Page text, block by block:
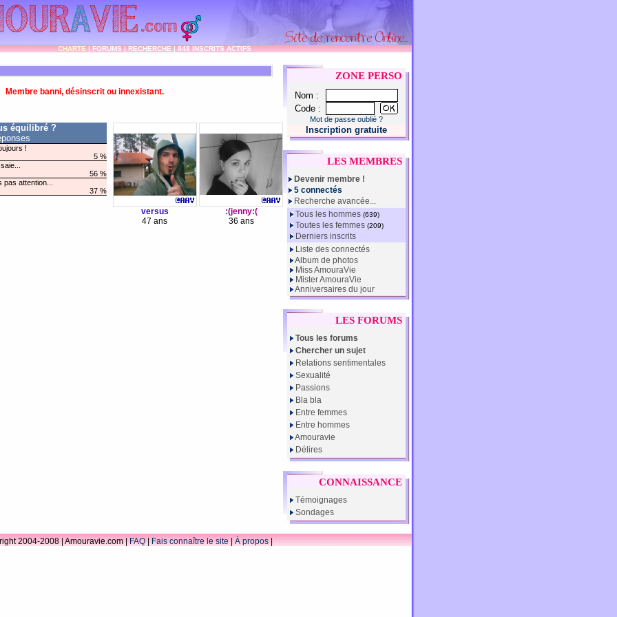
CHARTE|FORUMS|RECHERCHE|848 INSCRITS ACTIFS
Membre banni, désinscrit ou innexistant.
équilibré ?
!
5 %
56 %
attention...
37 %
versus
47 ans
:(jenny:(
36 ans
ZONE PERSO
Nom :
Code :
Mot de passe oublié ?
Inscription gratuite
LES MEMBRES
Devenir membre !
5 connectés
Recherche avancée...
Tous les hommes (639)
Toutes les femmes (209)
Derniers inscrits
Liste des connectés
Album de photos
Miss AmouraVie
Mister AmouraVie
Anniversaires du jour
LES FORUMS
Tous les forums
Chercher un sujet
Relations sentimentales
Sexualité
Passions
Bla bla
Entre femmes
Entre hommes
Amouravie
Délires
CONNAISSANCE
Témoignages
Sondages
2004-2008 | Amouravie.com |FAQ|Fais connaître le site|À propos|